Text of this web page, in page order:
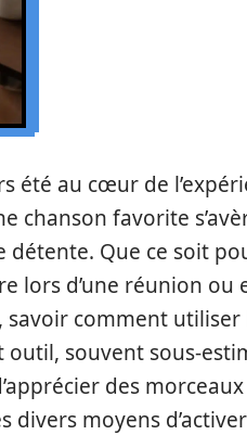
été au cœur de
chanson favorite
Que ce soit
lors d’une réunion ou
savoir comment
souvent sous-
des
moyens